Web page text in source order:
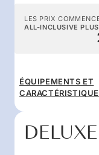
LES PRIX
ALL-INCLUSIVE PLUS
ÉQUIPEMENTS ET